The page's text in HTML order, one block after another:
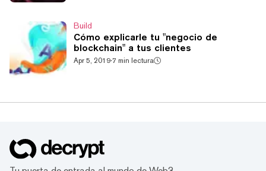
Build
Cómo explicarle tu "negocio de
blockchain" a tus clientes
Apr 5, 2019·7 min lectura